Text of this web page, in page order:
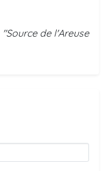
"Source de l'Areuse